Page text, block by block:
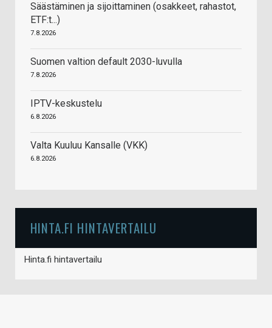
Säästäminen ja sijoittaminen (osakkeet, rahastot,
ETF:t...)
7.8.2026
Suomen valtion default 2030-luvulla
7.8.2026
IPTV-keskustelu
6.8.2026
Valta Kuuluu Kansalle (VKK)
6.8.2026
HINTA.FI HINTAVERTAILU
Hinta.fi hintavertailu